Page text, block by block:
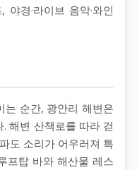
경·라이브 음악·와인
는 순간, 광안리 해변은
해변 산책로를 따라 걷
도 소리가 어우러져 특
프탑 바와 해산물 레스